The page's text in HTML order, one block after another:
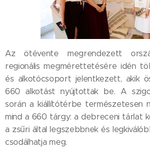
Az ötévente megrendezett
regionális megmérettetésére idén
és alkotócsoport jelentkezett, akik
660 alkotást nyújtottak be. A
során a kiállítótérbe természetesen
mind a 660 tárgy: a debreceni tárlat
a zsűri által legszebbnek és
csodálhatja meg.